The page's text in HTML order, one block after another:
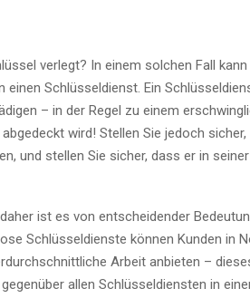
verlegt? In einem solchen Fall kann
Schlüsseldienst. Ein
– in der Regel zu einem
wird! Stellen Sie jedoch sicher,
und stellen Sie sicher, dass er in seiner
ist es von entscheidender
Schlüsseldienste können Kunden in
Arbeit anbieten –
allen Schlüsseldiensten in